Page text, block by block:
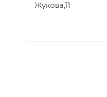
Жукова,11